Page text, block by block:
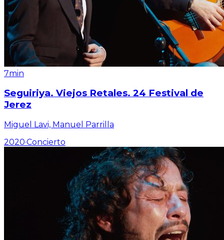
7min
Seguiriya. Viejos Retales. 24 Festival de
Jerez
Miguel Lavi, Manuel Parrilla
2020·Concierto